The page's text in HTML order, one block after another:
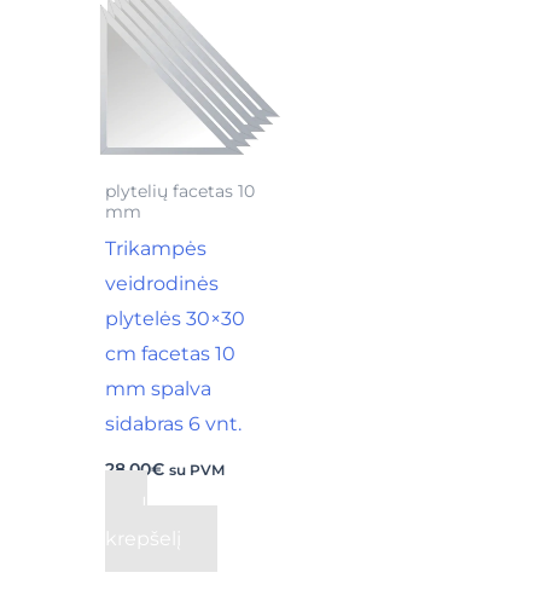
plytelių facetas 10
mm
Trikampės
veidrodinės
plytelės 30×30
cm facetas 10
mm spalva
sidabras 6 vnt.
28,00€ su PVM
Į
krepšelį